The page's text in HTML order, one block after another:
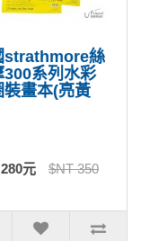
strathmore絲
300系列水彩
裝畫本(亮黃
元
$NT 350